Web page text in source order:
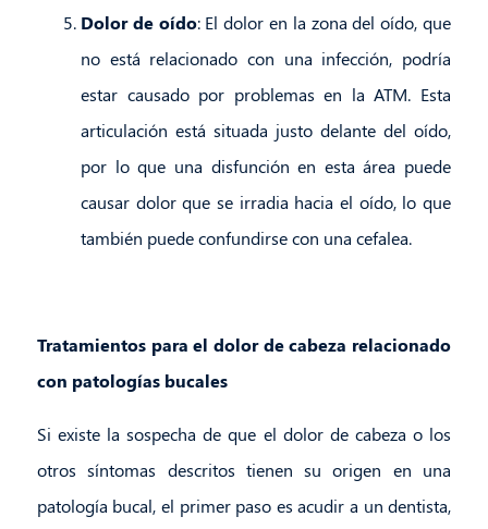
Dolor de oído: El dolor en la zona del oído, que
no está relacionado con una infección, podría
estar causado por problemas en la ATM. Esta
articulación está situada justo delante del oído,
por lo que una disfunción en esta área puede
causar dolor que se irradia hacia el oído, lo que
también puede confundirse con una cefalea.
Tratamientos para el dolor de cabeza relacionado
con patologías bucales
Si existe la sospecha de que el dolor de cabeza o los
otros síntomas descritos tienen su origen en una
patología bucal, el primer paso es acudir a un dentista,